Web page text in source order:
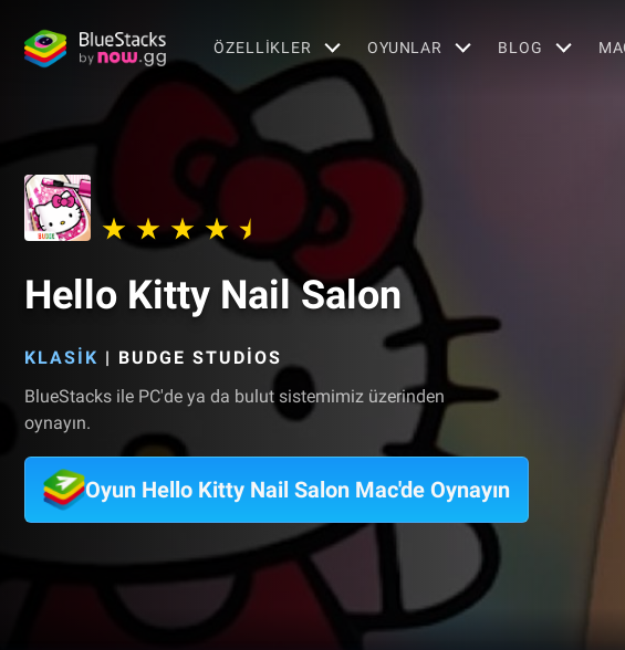
ÖZELLIKLER OYUNLAR BLOG
Hello Kitty Nail Salon
KLASIK | BUDGE STUDIOS
BlueStacks ile PC'de ya da bulut sistemimiz üzerinden
oynayın.
Oyun Hello Kitty Nail Salon Mac'de Oynayın